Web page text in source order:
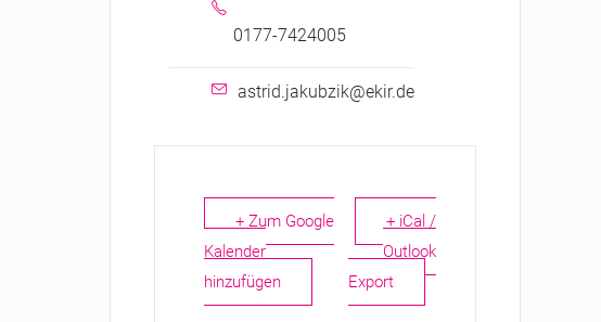
0177-7424005
astrid.jakubzik@ekir.de
+ Zum Google
Kalender
hinzufügen
+ iCal /
Outlook
Export